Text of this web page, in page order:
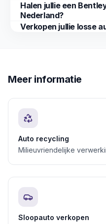
Halen jullie een
Nederland?
Verkopen jullie losse
Meer informatie
Auto recycling
Milieuvriendelijke
Sloopauto verkopen